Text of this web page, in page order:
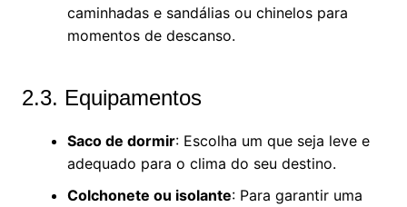
caminhadas e sandálias ou chinelos para
momentos de descanso.
2.3. Equipamentos
Saco de dormir: Escolha um que seja leve e
adequado para o clima do seu destino.
Colchonete ou isolante: Para garantir uma